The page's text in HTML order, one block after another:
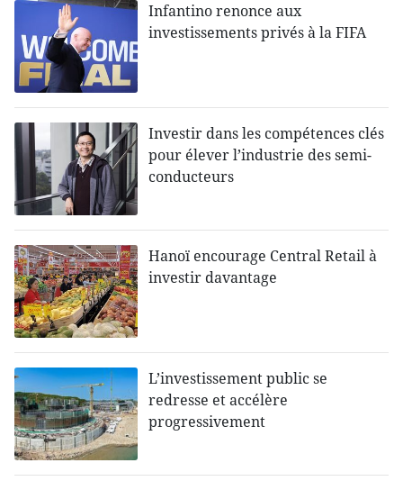
Infantino renonce aux
investissements privés à la FIFA
Investir dans les compétences clés
pour élever l’industrie des semi-
conducteurs
Hanoï encourage Central Retail à
investir davantage
L’investissement public se
redresse et accélère
progressivement